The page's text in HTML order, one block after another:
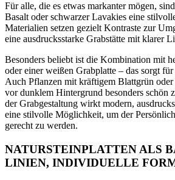
Für alle, die es etwas markanter mögen,
Basalt oder schwarzer Lavakies eine
Materialien setzen gezielt Kontraste zur
eine ausdrucksstarke Grabstätte mit klarer
Besonders beliebt ist die Kombination mit
oder einer weißen Grabplatte – das sorgt
Auch Pflanzen mit kräftigem Blattgrün
vor dunklem Hintergrund besonders schön
der Grabgestaltung wirkt modern,
eine stilvolle Möglichkeit, um der
gerecht zu werden.
NATURSTEINPLATTEN ALS
LINIEN, INDIVIDUELLE